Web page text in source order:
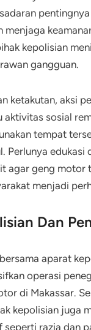
menjaga
kepolisian
gangguan.
ketakutan, aksi
aktivitas sosial
tempat
Perlunya edukasi
agar geng motor
menjadi
Dan
aparat
operasi
di Makassar.
kepolisian juga
seperti razia dan